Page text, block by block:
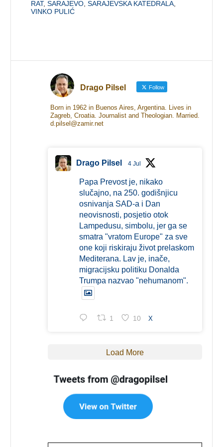
RAT,SARAJEVO ,SARAJEVSKA KATEDRALA
VINKO PULIĆ
Drago Pilsel Follow
Born in 1962 in Buenos Aires, Argentina. Lives in
Zagreb, Croatia. Journalist and Theologian. Married.
d.pilsel@zamir.net
Drago Pilsel 4 Jul
Papa Prevost je, nikako
slučajno, na 250. godišnjicu
osnivanja SAD-a i Dan
neovisnosti, posjetio otok
Lampedusu, simbolu, jer ga se
smatra "vratom Europe" za sve
one koji riskiraju život prelaskom
Mediterana. Lav je, inače,
migracijsku politiku Donalda
Trumpa nazvao "nehumanom".
1 10 X
Load More